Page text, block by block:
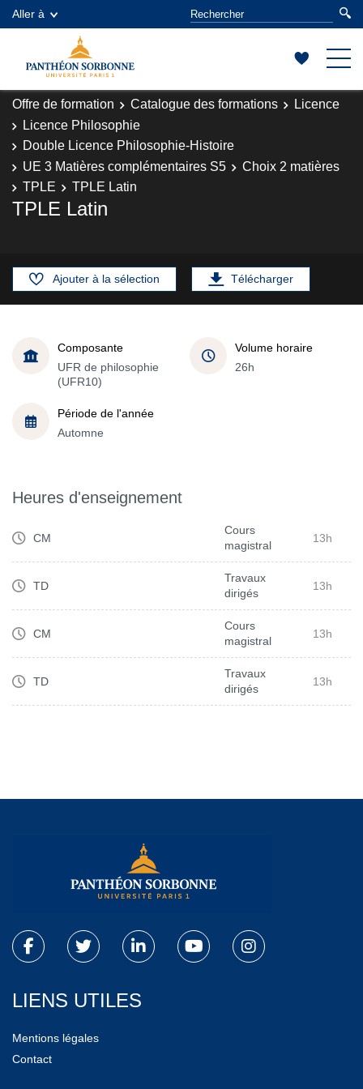
Aller à
Offre de formation Catalogue des formations
Licence
Licence Philosophie
Double Licence Philosophie-Histoire
UE 3 Matières complémentaires S5
Choix 2 matières
TPLE
TPLE Latin
TPLE Latin
Ajouter à la sélection Télécharger
Composante
UFR de philosophie
(UFR10)
Volume horaire
26h
Période de l'année
Automne
Heures d'enseignement
CM
Cours
magistral
13h
TD
Travaux
dirigés
13h
CM
Cours
magistral
13h
TD
Travaux
dirigés
13h
LIENS UTILES
Mentions légales
Contact